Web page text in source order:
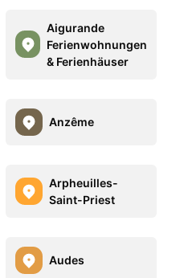
Aigurande
Ferienwohnungen
& Ferienhäuser
Anzême
Arpheuilles-
Saint-Priest
Audes